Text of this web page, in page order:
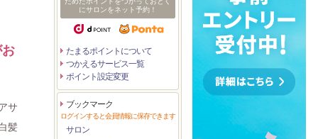
サ
髪
にサロンをネット予約！
たまるポイントについて
つかえるサービス一覧
ポイント設定変更
ブックマーク
ログインすると会員情報に保存できます
サロン